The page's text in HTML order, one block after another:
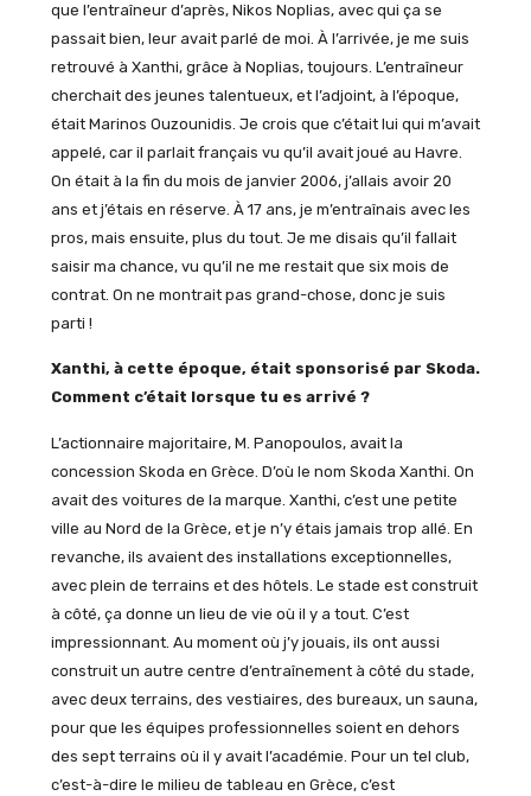
que l’entraîneur d’après, Nikos Noplias, avec qui ça se
passait bien, leur avait parlé de moi. À l’arrivée, je me suis
retrouvé à Xanthi, grâce à Noplias, toujours. L’entraîneur
cherchait des jeunes talentueux, et l’adjoint, à l’époque,
était Marinos Ouzounidis. Je crois que c’était lui qui m’avait
appelé, car il parlait français vu qu’il avait joué au Havre.
On était à la fin du mois de janvier 2006, j’allais avoir 20
ans et j’étais en réserve. À 17 ans, je m’entraînais avec les
pros, mais ensuite, plus du tout. Je me disais qu’il fallait
saisir ma chance, vu qu’il ne me restait que six mois de
contrat. On ne montrait pas grand-chose, donc je suis
parti !
Xanthi, à cette époque, était sponsorisé par Skoda.
Comment c’était lorsque tu es arrivé ?
L’actionnaire majoritaire, M. Panopoulos, avait la
concession Skoda en Grèce. D’où le nom Skoda Xanthi. On
avait des voitures de la marque. Xanthi, c’est une petite
ville au Nord de la Grèce, et je n’y étais jamais trop allé. En
revanche, ils avaient des installations exceptionnelles,
avec plein de terrains et des hôtels. Le stade est construit
à côté, ça donne un lieu de vie où il y a tout. C’est
impressionnant. Au moment où j’y jouais, ils ont aussi
construit un autre centre d’entraînement à côté du stade,
avec deux terrains, des vestiaires, des bureaux, un sauna,
pour que les équipes professionnelles soient en dehors
des sept terrains où il y avait l’académie. Pour un tel club,
c’est-à-dire le milieu de tableau en Grèce, c’est